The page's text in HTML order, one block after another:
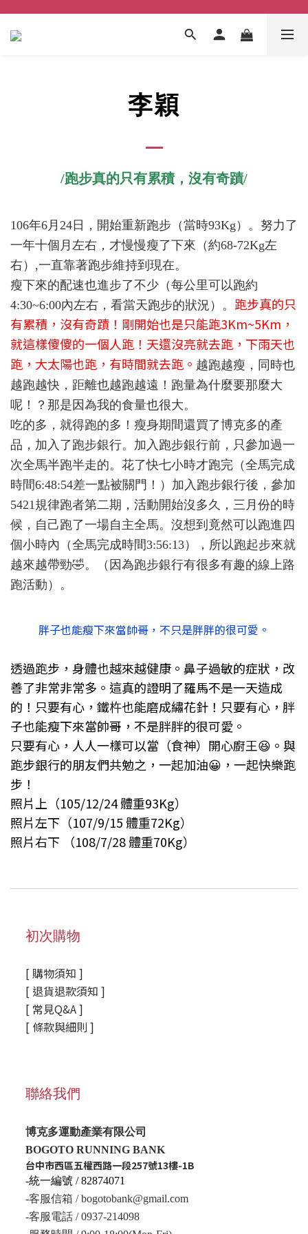
李穎
/跑步真的只有累積，沒有奇蹟/
106年6月24日，開始重新跑步（當時93Kg）。努力了
一年十個月左右，才慢慢瘦了下來（約68-72Kg左
右）,一直靠著跑步維持到現在。
瘦下來的配速也進步了不少（每公里可以跑約
4:30~6:00內左右，看當天跑步的狀況）。 跑步真的只
有累積，沒有奇蹟！剛開始也是只能跑3Km~5Km，
就這樣傻傻的一個人跑！天還沒亮就去跑，下雨天也
跑，大太陽也跑，有時間就去跑。 越跑越瘦，同時也
越跑越快，距離也越跑越遠！跑量為什麼要那麼大
呢！？那是因為我的食量也很大。
吃的多，就得跑的多！瘦身期間還買了博克多的產
品，加入了跑步銀行。加入跑步銀行前，只參加過一
次全馬半跑半走的。花了快七小時才跑完（全馬完成
時間6:48:54差一點被關門！）加入跑步銀行後，參加
5421規律跑者第二期，活動開始沒多久，三月份的時
候，自己跑了一場自主全馬。沒想到竟然可以跑進四
個小時內（全馬完成時間3:56:13），所以跑起步來就
越來越帶勁🤣。（因為跑步銀行有很多有趣的線上路
跑活動）。
胖子也能瘦下來當帥哥，不只是胖胖的很可愛。
透過跑步，身體也越來越健康。鼻子過敏的症狀，改
善了非常非常多。這真的證明了羅馬不是一天造成
的！只要有心，鐵杵也能磨成繡花針！只要有心，胖
子也能瘦下來當帥哥，不是胖胖的很可愛。
只要有心，人人一樣可以當（食神）開心廚王😆。與
跑步銀行的朋友們共勉之，一起加油😀，一起快樂跑
步！
照片上（105/12/24 體重93Kg）
照片左下（107/9/15 體重72Kg）
照片右下 （108/7/28 體重70Kg）
初次購物
[ 購物須知 ]
[ 退貨退款須知 ]
[ 常見Q&A ]
[ 條款與細則 ]
聯絡我們
博克多運動產業有限公司
BOGOTO RUNNING BANK
台中市西區五權西路一段257號13樓-1B
-統一編號 / 82874071
-客服信箱 / bogotobank@gmail.com
-客服電話 / 0937-214098